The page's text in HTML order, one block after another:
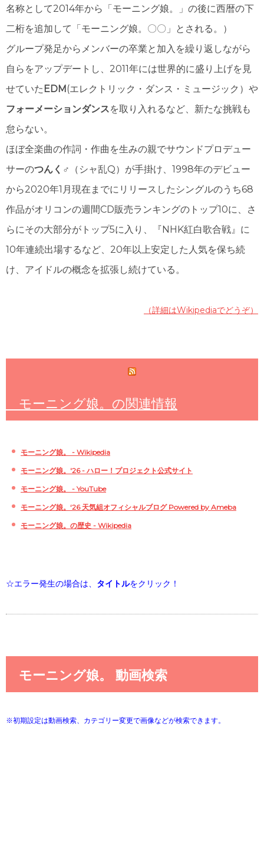
名称として2014年から「モーニング娘。」の後に西暦の下
二桁を追加して「モーニング娘。〇〇」とされる。）
グループ発足からメンバーの卒業と加入を繰り返しながら
自らをアップデートし、2011年には世界的に盛り上げを見
せていた EDM(エレクトリック・ダンス・ミュージック）や
フォーメーションダンスを取り入れるなど、新たな挑戦も
怠らない。
ほぼ全楽曲の作詞・作曲を生みの親でサウンドプロデュー
サーのつんく♂
（シャ乱Q）が手掛け、1998年のデビュー
から2020年1月現在までにリリースしたシングルのうち68
作品がオリコンの週間CD販売ランキングのトップ10に、さ
らにその大部分がトップ5に入り、『NHK紅白歌合戦』に
10年連続出場するなど、20年以上安定した人気を保ち続
け、アイドルの概念を拡張し続けている。
（詳細はWikipediaでどうぞ）
モーニング娘。の関連情報
モーニング娘。 - Wikipedia
モーニング娘。'26 - ハロー！プロジェクト公式サイト
モーニング娘。 - YouTube
モーニング娘。‘26 天気組オフィシャルブログ Powered by Ameba
モーニング娘。の歴史 - Wikipedia
☆エラー発生の場合は、 タイトルをクリック！
モーニング娘。 動画検索
※初期設定は動画検索、カテゴリー変更で画像などが検索できます。